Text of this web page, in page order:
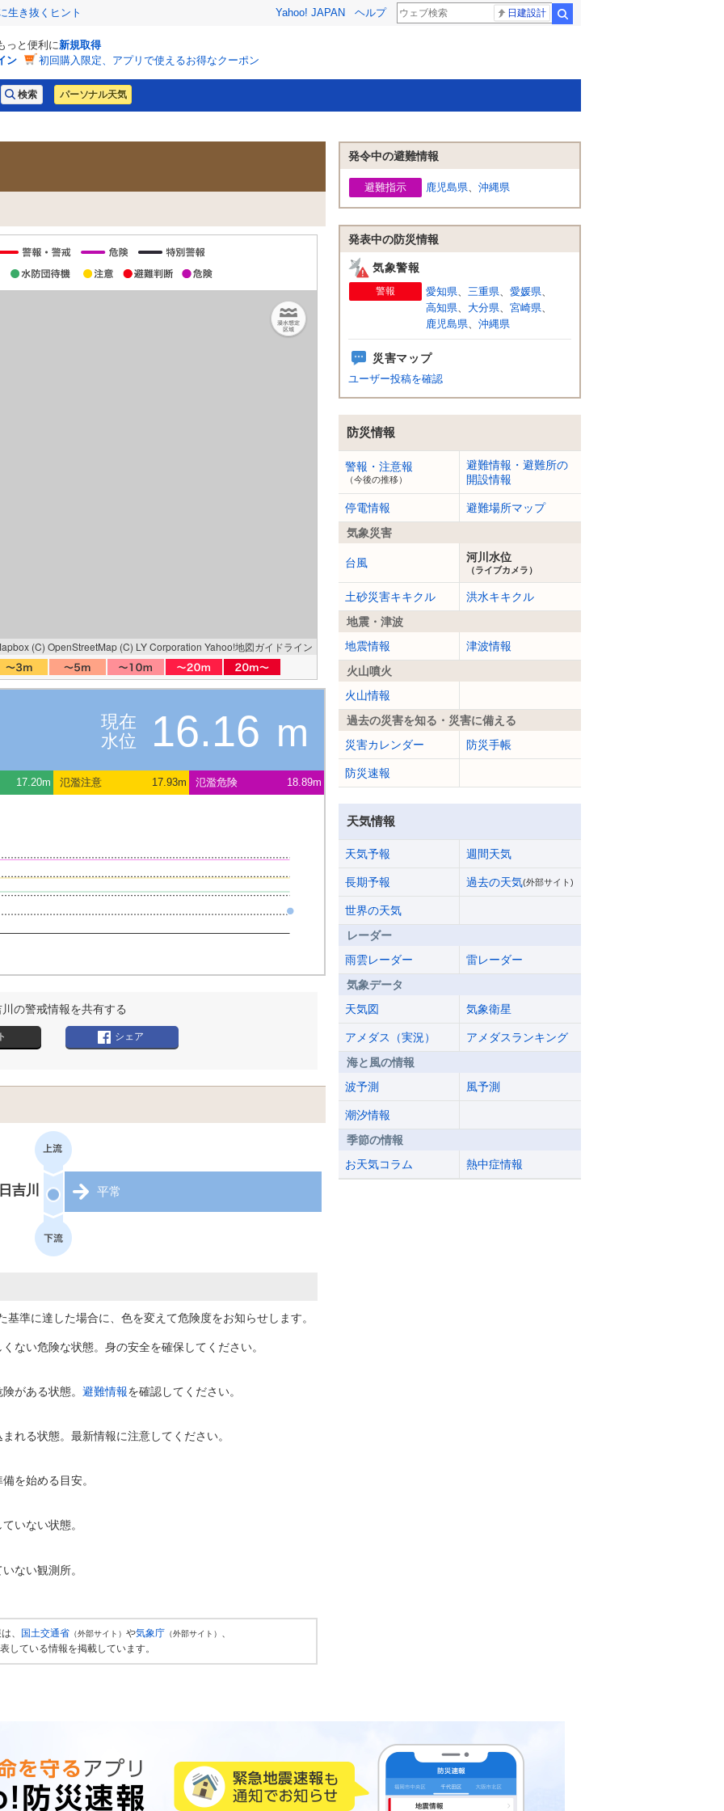
き抜くヒント Yahoo! JAPAN ヘルプ 日建設計
っと便利に新規取得
ン
初回購入限定、アプリで使えるお得なクーポン
パーソナル天気
(C) OpenStreetMap (C) LY Corporation Yahoo!地図ガイドライン
現在
水位
16.16 m
17.20m 氾濫注意 17.93m 氾濫危険 18.89m
の警戒情報を共有する
シェア
吉川 平常
準に達した場合に、色を変えて危険度をお知らせします。
ない危険な状態。身の安全を確保してください。
がある状態。 避難情報を確認してください。
れる状態。最新情報に注意してください。
を始める目安。
いない状態。
ない観測所。
、 国土交通省 （外部サイト） や気象庁 （外部サイト） 、
している情報を掲載しています。
発令中の避難情報
避難指示 鹿児島県、 沖縄県
発表中の防災情報
気象警報
警報 愛知県、 三重県、 愛媛県、
高知県、 大分県、 宮崎県、
鹿児島県、 沖縄県
災害マップ
ユーザー投稿を確認
防災情報
警報・注意報
（今後の推移）
避難情報・避難所の
開設情報
停電情報
避難場所マップ
気象災害
台風 河川水位
（ライブカメラ）
土砂災害キキクル
洪水キキクル
地震・津波
地震情報
津波情報
火山噴火
火山情報
過去の災害を知る・災害に備える
災害カレンダー
防災手帳
防災速報
天気情報
天気予報 週間天気
長期予報 過去の天気(外部サイト)
世界の天気
レーダー
雨雲レーダー
雷レーダー
気象データ
天気図
気象衛星
アメダス（実況）
アメダスランキング
海と風の情報
波予測
風予測
潮汐情報
季節の情報
お天気コラム
熱中症情報